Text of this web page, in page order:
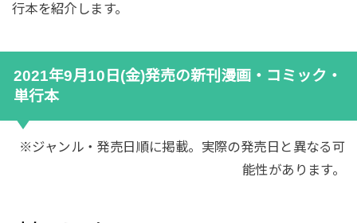
行本を紹介します。
2021年9月10日(金)発売の新刊漫画・コミック・
単行本
※ジャンル・発売日順に掲載。実際の発売日と異なる可
能性があります。